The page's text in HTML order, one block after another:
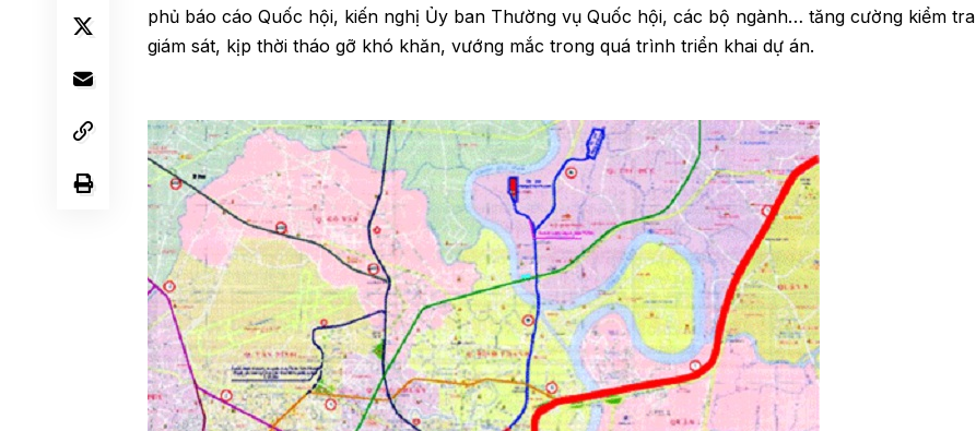
phủ báo cáo Quốc hội, kiến nghị Ủy ban Thường vụ Quốc hội, các bộ ngành… tăng cường kiểm tra
giám sát, kịp thời tháo gỡ khó khăn, vướng mắc trong quá trình triển khai dự án.